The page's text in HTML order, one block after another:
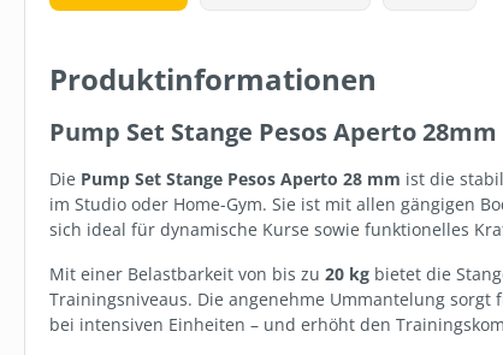
Produktinformationen
Pump Set Stange Pesos Aperto 28mm
Die Pump Set Stange Pesos Aperto 28 mm ist die
im Studio oder Home-Gym. Sie ist mit allen gängigen
sich ideal für dynamische Kurse sowie funktionelles
Mit einer Belastbarkeit von bis zu 20 kg bietet die
Trainingsniveaus. Die angenehme Ummantelung
bei intensiven Einheiten – und erhöht den
29,99
In